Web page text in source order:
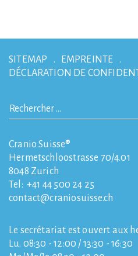
SITEMAP
EMPREINTE
DÉCLARATION DE
Cranio Suisse®
Hermetschloostrasse 70/4.01
8048 Zurich
Tel: +41 44 500 24 25
contact
craniosuisse.ch
Le secrétariat est ouvert aux
Lu. 08:30 - 12:00 / 13:30 - 16:30